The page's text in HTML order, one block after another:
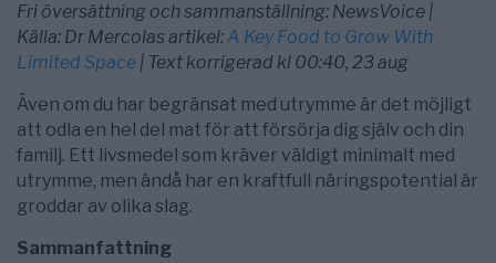
Fri översättning och sammanställning: NewsVoice |
Källa: Dr Mercolas artikel:A Key Food to Grow With
Limited Space | Text korrigerad kl 00:40, 23 aug
Även om du har begränsat med utrymme är det möjligt
att odla en hel del mat för att försörja dig själv och din
familj. Ett livsmedel som kräver väldigt minimalt med
utrymme, men ändå har en kraftfull näringspotential är
groddar av olika slag.
Sammanfattning